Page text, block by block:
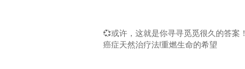
💞或许，这就是你寻寻觅觅很久的答案！
癌症天然治疗法!重燃生命的希望